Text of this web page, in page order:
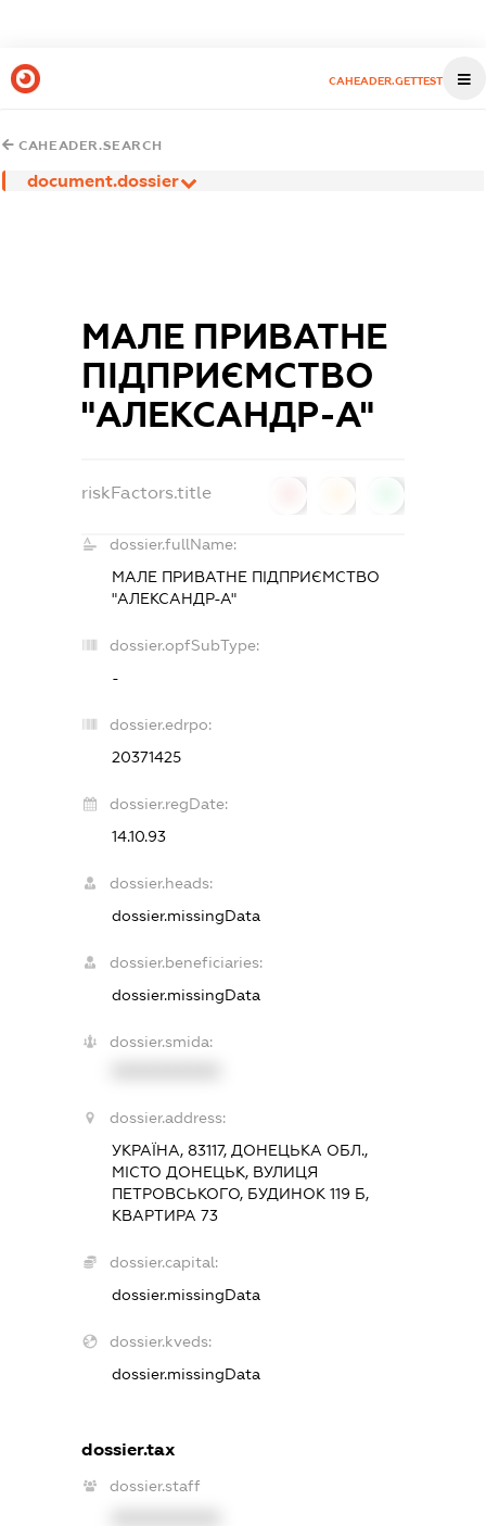
CAHEADER.GETTEST
CAHEADER.SEARCH
document.dossier
МАЛЕ ПРИВАТНЕ
ПІДПРИЄМСТВО
"АЛЕКСАНДР-А"
riskFactors.title
dossier.fullName:
МАЛЕ ПРИВАТНЕ ПІДПРИЄМСТВО
"АЛЕКСАНДР-А"
dossier.opfSubType:
-
dossier.edrpo:
20371425
dossier.regDate:
14.10.93
dossier.heads:
dossier.missingData
dossier.beneficiaries:
dossier.missingData
dossier.smida:
dossier.address:
УКРАЇНА, 83117, ДОНЕЦЬКА ОБЛ.,
МІСТО ДОНЕЦЬК, ВУЛИЦЯ
ПЕТРОВСЬКОГО, БУДИНОК 119 Б,
КВАРТИРА 73
dossier.capital:
dossier.missingData
dossier.kveds:
dossier.missingData
dossier.tax
dossier.staff